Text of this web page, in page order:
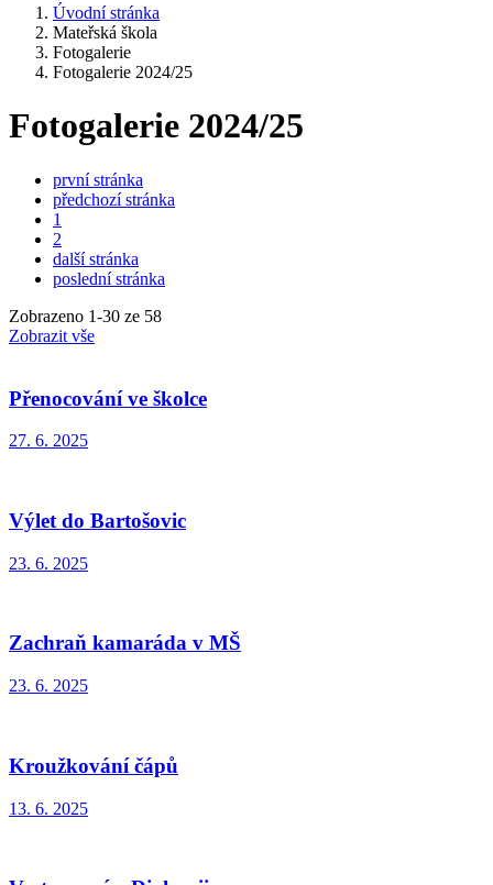
Úvodní stránka
Mateřská škola
Fotogalerie
Fotogalerie 2024/25
Fotogalerie 2024/25
první stránka
předchozí stránka
1
2
další stránka
poslední stránka
Zobrazeno 1-30 ze 58
Zobrazit vše
Přenocování ve školce
27. 6. 2025
Výlet do Bartošovic
23. 6. 2025
Zachraň kamaráda v MŠ
23. 6. 2025
Kroužkování čápů
13. 6. 2025